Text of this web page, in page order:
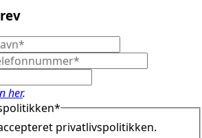
her.
*
privatlivspolitikken.